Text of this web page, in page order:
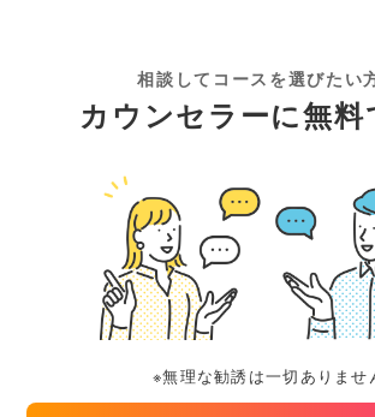
相談してコースを選びたい
カウンセラーに無料
※無理な勧誘は一切ありませ